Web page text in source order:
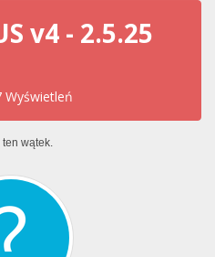
v4 - 2.5.25
Wyświetleń
wątek.